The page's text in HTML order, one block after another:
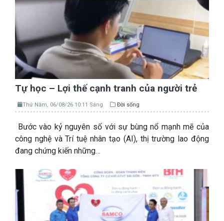
Tự học – Lợi thế cạnh tranh của người trẻ
Thứ Năm, 06/08/26 10:11 Sáng Đời sống
Bước vào kỷ nguyên số với sự bùng nổ mạnh mẽ của
công nghệ và Trí tuệ nhân tạo (AI), thị trường lao động
đang chứng kiến những…